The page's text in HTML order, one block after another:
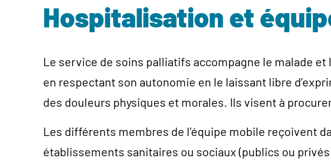
Hospitalisation et
Le service de soins palliatifs accompagne le malade
en respectant son autonomie en le laissant libre
des douleurs physiques et morales. Ils visent à
Les différents membres de l’équipe mobile reçoivent
établissements sanitaires ou sociaux (publics ou